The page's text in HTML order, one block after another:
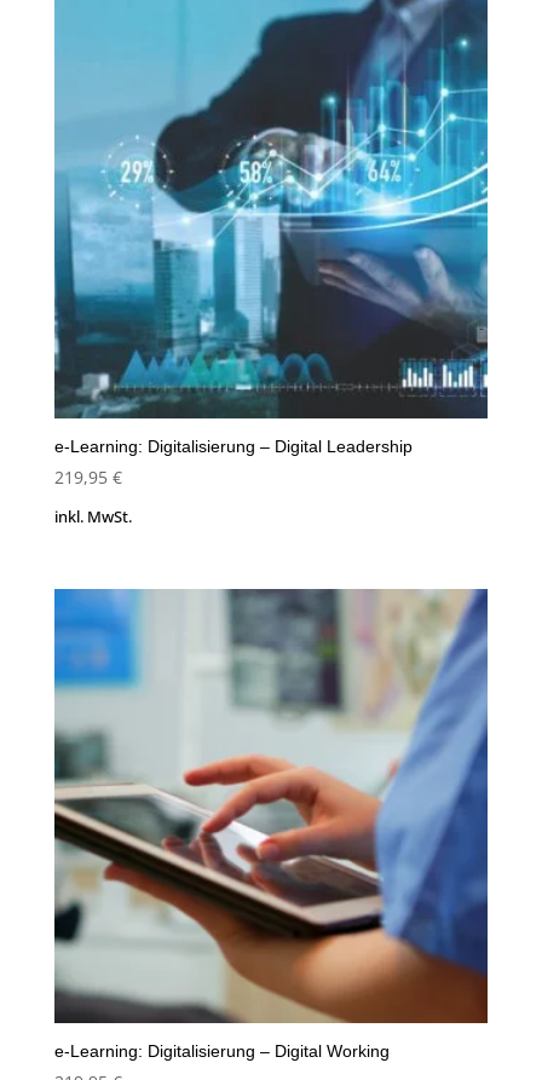
e-Learning: Digitalisierung – Digital Leadership
219,95 €
inkl. MwSt.
e-Learning: Digitalisierung – Digital Working